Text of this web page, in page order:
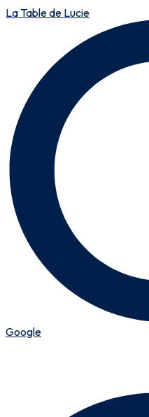
La Table de Lucie
Google